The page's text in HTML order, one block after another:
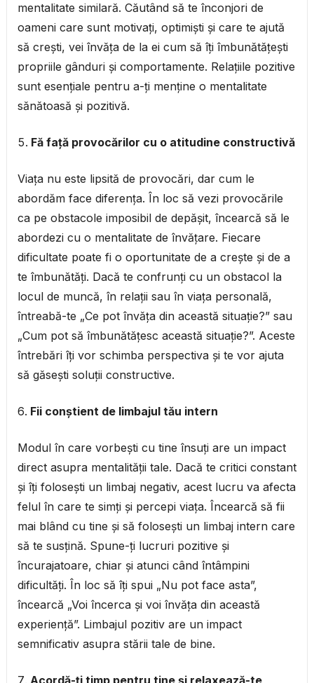
mentalitate similară. Căutând să te înconjori de
oameni care sunt motivați, optimiști și care te ajută
să crești, vei învăța de la ei cum să îți îmbunătățești
propriile gânduri și comportamente. Relațiile pozitive
sunt esențiale pentru a-ți menține o mentalitate
sănătoasă și pozitivă.
Fă față provocărilor cu o atitudine constructivă
Viața nu este lipsită de provocări, dar cum le
abordăm face diferența. În loc să vezi provocările
ca pe obstacole imposibil de depășit, încearcă să le
abordezi cu o mentalitate de învățare. Fiecare
dificultate poate fi o oportunitate de a crește și de a
te îmbunătăți. Dacă te confrunți cu un obstacol la
locul de muncă, în relații sau în viața personală,
întreabă-te „Ce pot învăța din această situație?” sau
„Cum pot să îmbunătățesc această situație?”. Aceste
întrebări îți vor schimba perspectiva și te vor ajuta
să găsești soluții constructive.
Fii conștient de limbajul tău intern
Modul în care vorbești cu tine însuți are un impact
direct asupra mentalității tale. Dacă te critici constant
și îți folosești un limbaj negativ, acest lucru va afecta
felul în care te simți și percepi viața. Încearcă să fii
mai blând cu tine și să folosești un limbaj intern care
să te susțină. Spune-ți lucruri pozitive și
încurajatoare, chiar și atunci când întâmpini
dificultăți. În loc să îți spui „Nu pot face asta”,
încearcă „Voi încerca și voi învăța din această
experiență”. Limbajul pozitiv are un impact
semnificativ asupra stării tale de bine.